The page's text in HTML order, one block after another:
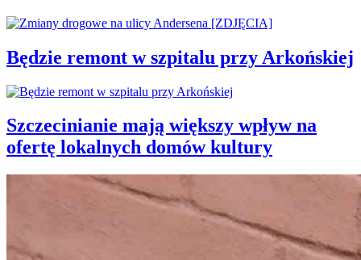
Będzie remont w szpitalu przy Arkońskiej
Szczecinianie mają większy wpływ na
ofertę lokalnych domów kultury